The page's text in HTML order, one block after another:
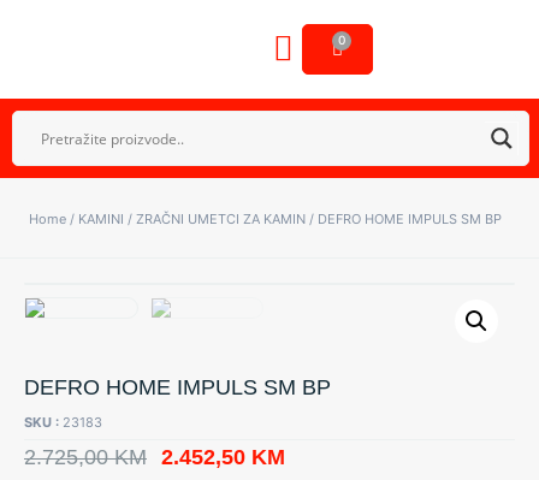
0
Home / KAMINI / ZRAČNI UMETCI ZA KAMIN / DEFRO HOME IMPULS SM BP
DEFRO HOME IMPULS SM BP
SKU : 23183
2.725,00KM 2.452,50 KM